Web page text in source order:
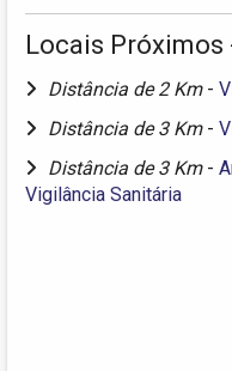
Locais Próximos
Distância de 2 Km -
Distância de 3 Km -
Distância de 3 Km -
Vigilância Sanitária